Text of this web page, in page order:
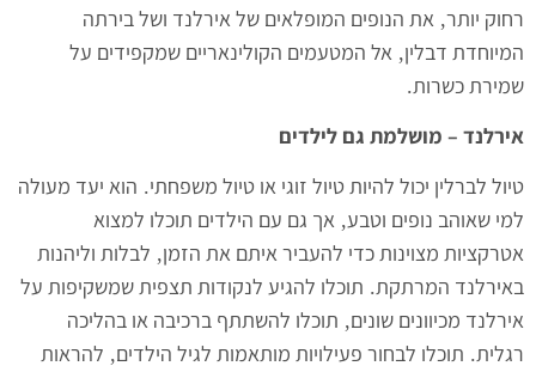
רחוק יותר, את הנופים המופלאים של אירלנד ושל בירתה
המיוחדת דבלין, אל המטעמים הקולינאריים שמקפידים על
שמירת כשרות.
אירלנד – מושלמת גם לילדים
טיול לברלין יכול להיות טיול זוגי או טיול משפחתי. הוא יעד מעולה
למי שאוהב נופים וטבע, אך גם עם הילדים תוכלו למצוא
אטרקציות מצוינות כדי להעביר איתם את הזמן, לבלות וליהנות
באירלנד המרתקת. תוכלו להגיע לנקודות תצפית שמשקיפות על
אירלנד מכיוונים שונים, תוכלו להשתתף ברכיבה או בהליכה
רגלית. תוכלו לבחור פעילויות מותאמות לגיל הילדים, להראות